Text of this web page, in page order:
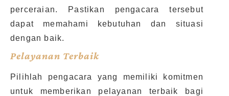
perceraian. Pastikan pengacara tersebut
dapat memahami kebutuhan dan situasi
dengan baik.
Pelayanan Terbaik
Pilihlah pengacara yang memiliki komitmen
untuk memberikan pelayanan terbaik bagi